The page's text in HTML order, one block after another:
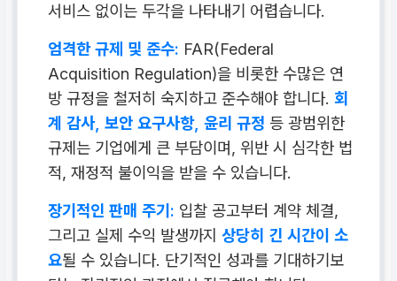
서비스 없이는 두각을 나타내기 어렵습니다.
엄격한 규제 및 준수: FAR(Federal
Acquisition Regulation)을 비롯한 수많은 연
방 규정을 철저히 숙지하고 준수해야 합니다.회
계 감사, 보안 요구사항, 윤리 규정 등 광범위한
규제는 기업에게 큰 부담이며, 위반 시 심각한 법
적, 재정적 불이익을 받을 수 있습니다.
장기적인 판매 주기: 입찰 공고부터 계약 체결,
그리고 실제 수익 발생까지상당히 긴 시간이 소
요될 수 있습니다. 단기적인 성과를 기대하기보